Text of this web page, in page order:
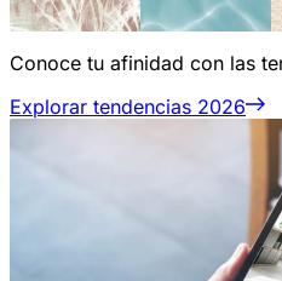
Conoce tu afinidad con las
Explorar tendencias 2026